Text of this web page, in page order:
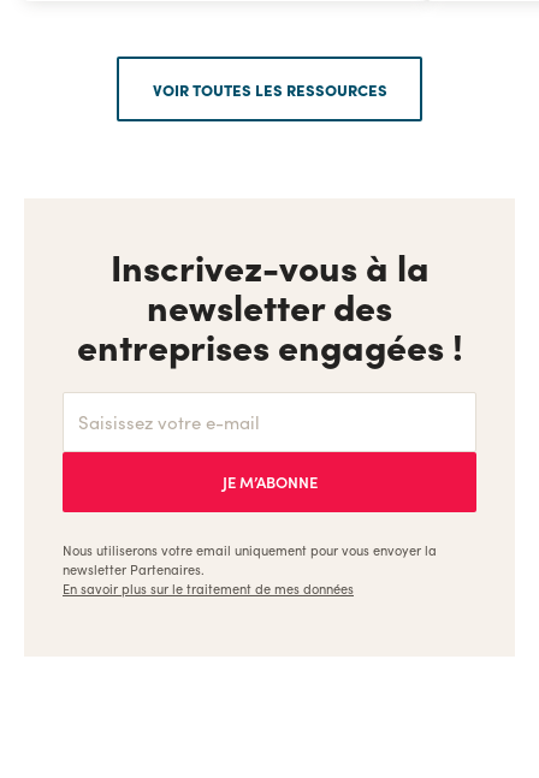
VOIR TOUTES LES RESSOURCES
Inscrivez-vous à la
newsletter des
entreprises engagées !
Nous utiliserons votre email uniquement pour vous envoyer la
newsletter Partenaires.
En savoir plus sur le traitement de mes données